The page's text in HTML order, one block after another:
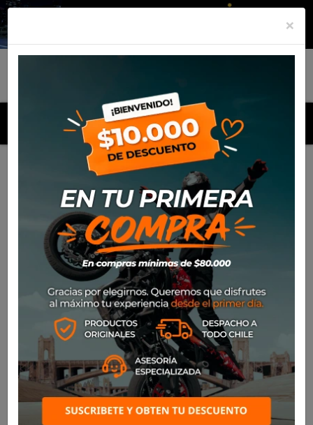
MENU
Productos Cascos Casco Shark Spartan Gt Pro
×